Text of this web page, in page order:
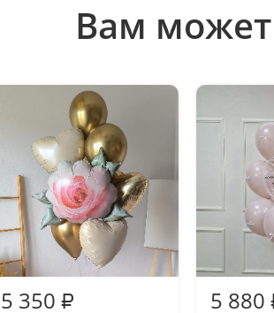
Вам
5 350 ₽ 5 880